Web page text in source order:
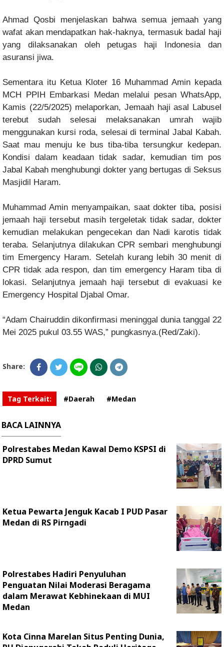
Ahmad Qosbi menjelaskan bahwa semua jemaah yang
wafat akan mendapatkan hak-haknya, termasuk badal haji
yang dilaksanakan oleh petugas haji Indonesia dan
asuransi jiwa.
Sementara itu Ketua Kloter 16 Muhammad Amin kepada
MCH PPIH Embarkasi Medan melalui pesan WhatsApp,
Kamis (22/5/2025) melaporkan, Jemaah haji asal Labusel
terebut sudah selesai melaksanakan umrah wajib
menggunakan kursi roda, selesai di terminal Jabal Kabah.
Saat mau menuju ke bus tiba-tiba tersungkur kedepan.
Kondisi dalam keadaan tidak sadar, kemudian tim pos
Jabal Kabah menghubungi dokter yang bertugas di Seksus
Masjidil Haram.
Muhammad Amin menyampaikan, saat dokter tiba, posisi
jemaah haji tersebut masih tergeletak tidak sadar, dokter
kemudian melakukan pengecekan dan Nadi karotis tidak
teraba. Selanjutnya dilakukan CPR sembari menghubungi
tim Emergency Haram. Setelah kurang lebih 30 menit di
CPR tidak ada respon, dan tim emergency Haram tiba di
lokasi. Selanjutnya jemaah haji tersebut di evakuasi ke
Emergency Hospital Djabal Omar.
“Adam Chairuddin dikonfirmasi meninggal dunia tanggal 22
Mei 2025 pukul 03.55 WAS,” pungkasnya.(Red/Zaki).
Share:
Tag Terkait: #Daerah #Medan
BACA LAINNYA
Polrestabes Medan Kawal Demo KSPSI di
DPRD Sumut
Ketua Pewarta Jenguk Kacab I PUD Pasar
Medan di RS Pirngadi
Polrestabes Hadiri Penyuluhan
Penguatan Nilai Moderasi Beragama
dalam Merawat Kebhinekaan di MUI
Medan
Kota Cinna Marelan Situs Penting Dunia,